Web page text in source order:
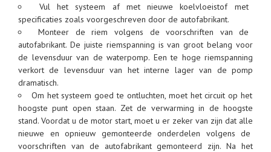
Vul het systeem af met nieuwe koelvloeistof met
specificaties zoals voorgeschreven door de autofabrikant.
Monteer de riem volgens de voorschriften van de
autofabrikant. De juiste riemspanning is van groot belang voor
de levensduur van de waterpomp. Een te hoge riemspanning
verkort de levensduur van het interne lager van de pomp
dramatisch.
Om het systeem goed te ontluchten, moet het circuit op het
hoogste punt open staan. Zet de verwarming in de hoogste
stand. Voordat u de motor start, moet u er zeker van zijn dat alle
nieuwe en opnieuw gemonteerde onderdelen volgens de
voorschriften van de autofabrikant gemonteerd zijn. Na het